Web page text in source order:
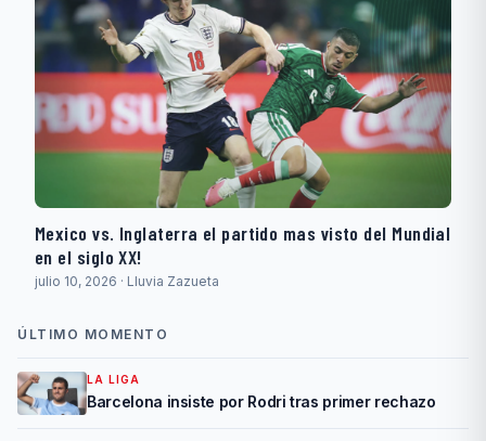
Mexico vs. Inglaterra el partido mas visto del Mundial
en el siglo XX!
julio 10, 2026 · Lluvia Zazueta
ÚLTIMO MOMENTO
LA LIGA
Barcelona insiste por Rodri tras primer rechazo